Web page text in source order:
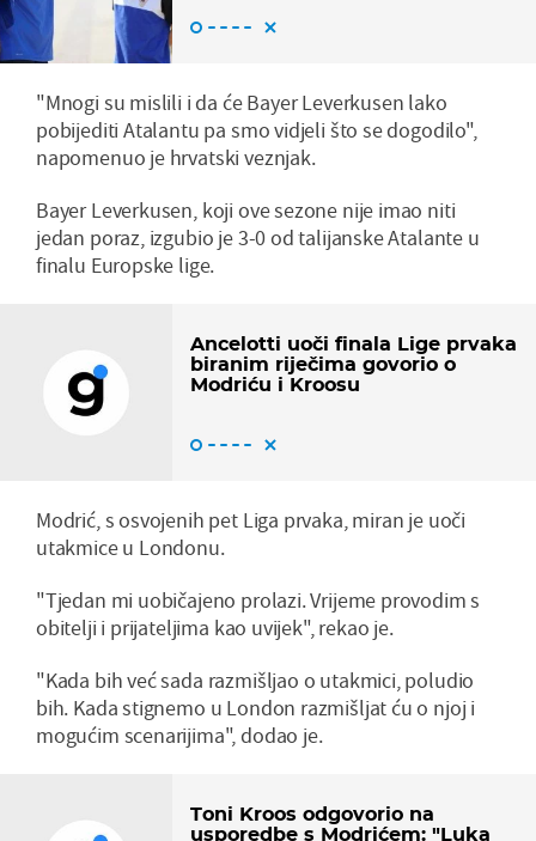
"Mnogi su mislili i da će Bayer Leverkusen lako
pobijediti Atalantu pa smo vidjeli što se dogodilo",
napomenuo je hrvatski veznjak.
Bayer Leverkusen, koji ove sezone nije imao niti
jedan poraz, izgubio je 3-0 od talijanske Atalante u
finalu Europske lige.
Ancelotti uoči finala Lige prvaka
biranim riječima govorio o
Modriću i Kroosu
Modrić, s osvojenih pet Liga prvaka, miran je uoči
utakmice u Londonu.
"Tjedan mi uobičajeno prolazi. Vrijeme provodim s
obitelji i prijateljima kao uvijek", rekao je.
"Kada bih već sada razmišljao o utakmici, poludio
bih. Kada stignemo u London razmišljat ću o njoj i
mogućim scenarijima", dodao je.
Toni Kroos odgovorio na
usporedbe s Modrićem: "Luka